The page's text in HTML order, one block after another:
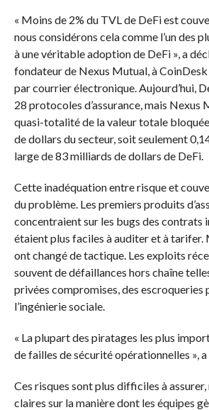
« Moins de 2% du TVL de DeFi est
nous considérons cela comme l’un des
à une véritable adoption de DeFi », a
fondateur de Nexus Mutual, à
par courrier électronique. Aujourd’hui,
28 protocoles d’assurance, mais Nexus
quasi-totalité de la valeur totale
de dollars du secteur, soit seulement
large de 83 milliards de dollars de DeFi.
Cette inadéquation entre risque et
du problème. Les premiers produits
concentraient sur les bugs des contrats
étaient plus faciles à auditer et à tarifer.
ont changé de tactique. Les exploits
souvent de défaillances hors chaîne
privées compromises, des escroqueries
l’ingénierie sociale.
« La plupart des piratages les plus
de failles de sécurité opérationnelles »,
Ces risques sont plus difficiles à assurer,
claires sur la manière dont les équipes